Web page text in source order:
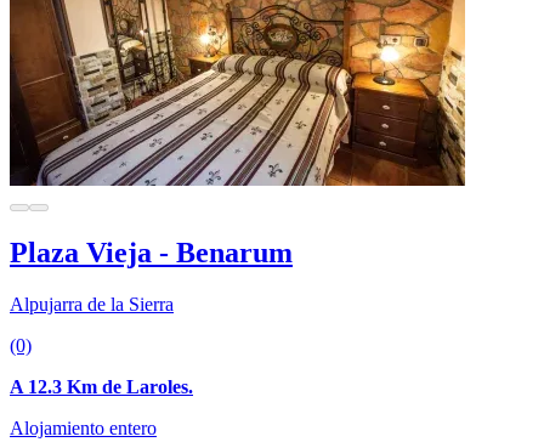
Plaza Vieja - Benarum
Alpujarra de la Sierra
(0)
A 12.3 Km de Laroles.
Alojamiento entero